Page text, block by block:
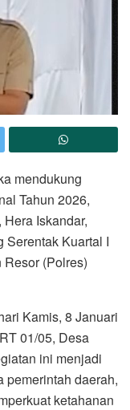
mendukung
Tahun 2026,
Iskandar,
Serentak Kuartal I
(Polres)
Kamis, 8 Januari
01/05, Desa
ini menjadi
pemerintah daerah,
ketahanan